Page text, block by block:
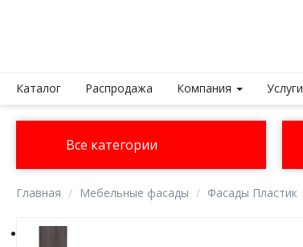
Каталог Распродажа Компания Услуги
Все категории
Главная Мебельные фасады Фасады Пластик